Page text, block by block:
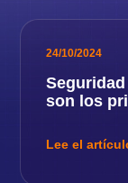
24/10/2024
son los
Lee el